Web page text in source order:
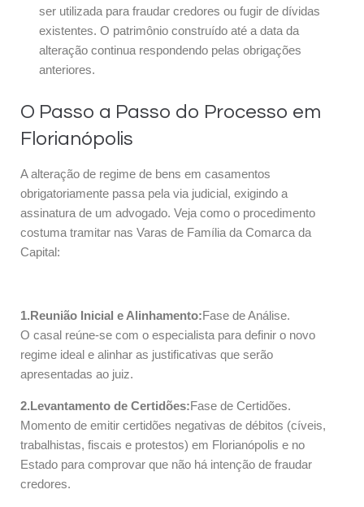
ser utilizada para fraudar credores ou fugir de dívidas
existentes. O patrimônio construído até a data da
alteração continua respondendo pelas obrigações
anteriores.
O Passo a Passo do Processo em
Florianópolis
A alteração de regime de bens em casamentos
obrigatoriamente passa pela via judicial, exigindo a
assinatura de um advogado. Veja como o procedimento
costuma tramitar nas Varas de Família da Comarca da
Capital:
1.Reunião Inicial e Alinhamento:Fase de Análise.
O casal reúne-se com o especialista para definir o novo
regime ideal e alinhar as justificativas que serão
apresentadas ao juiz.
2.Levantamento de Certidões:Fase de Certidões.
Momento de emitir certidões negativas de débitos (cíveis,
trabalhistas, fiscais e protestos) em Florianópolis e no
Estado para comprovar que não há intenção de fraudar
credores.